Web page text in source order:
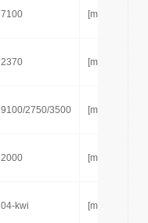
7100 [mm]
2370 [mm]
9100/2750/3500 [mm]
2000 [mm]
04-kwi [mm]